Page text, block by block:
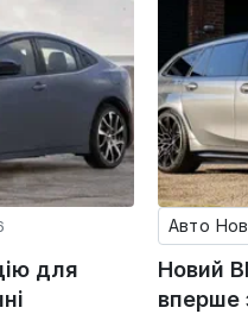
для
Авто
Новий
вперше